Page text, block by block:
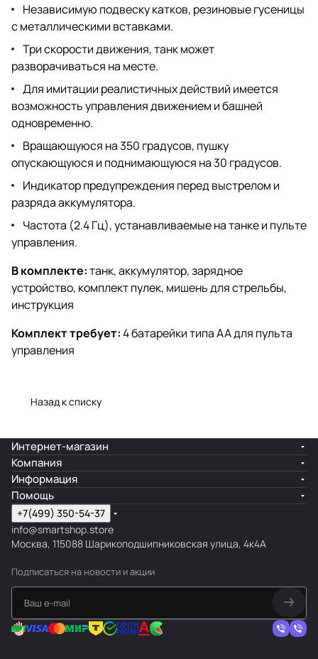
Независимую подвеску катков, резиновые гусеницы
с металлическими вставками.
Три скорости движения, танк может
разворачиваться на месте.
Для имитации реалистичных действий имеется
возможность управления движением и башней
одновременно.
Вращающуюся на 350 градусов, пушку
опускающуюся и поднимающуюся на 30 градусов.
Индикатор предупреждения перед выстрелом и
разряда аккумулятора.
Частота (2.4 Гц), устанавливаемые на танке и пульте
управления.
В комплекте:танк, аккумулятор, зарядное
устройство, комплект пулек, мишень для стрельбы,
инструкция
Комплект требует:4 батарейки типа АА для пульта
управления
Назад к списку
Интернет-магазин
Компания
Информация
Помощь
+7(499) 350-54-37
info@smartshop.store
Москва, 115088 Шарикоподшипниковская улица, 4к4А
Подписаться на новости и акции